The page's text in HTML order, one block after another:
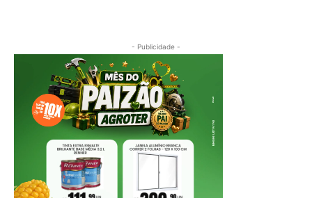
- Publicidade -